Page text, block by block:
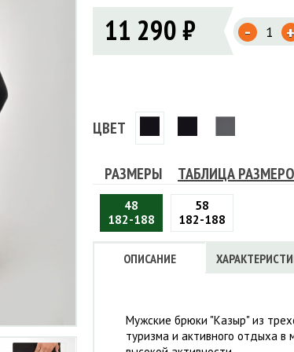
МЕМБРАННАЯ ОДЕЖДА
мембранные
Флисовые брюки
Флисовые кофты
ЖИЛЕТЫ
МЕБЕЛЬ
ИНСТРУМЕНТЫ
КОБУРЫ, ЧЕХЛЫ,
КобурыОбложки, сумки
11 290 ₽ -
ЦВЕТ
РАЗМЕРЫ ТАБЛИЦА
48
182-188
58
182-188
ОПИСАНИЕ
Мужские брюки "Казыр" из
туризма и активного отдыха в